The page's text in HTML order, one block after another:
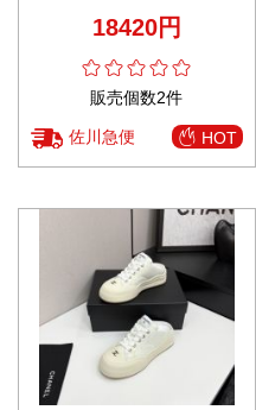
18420円
販売個数2件
佐川急便 HOT